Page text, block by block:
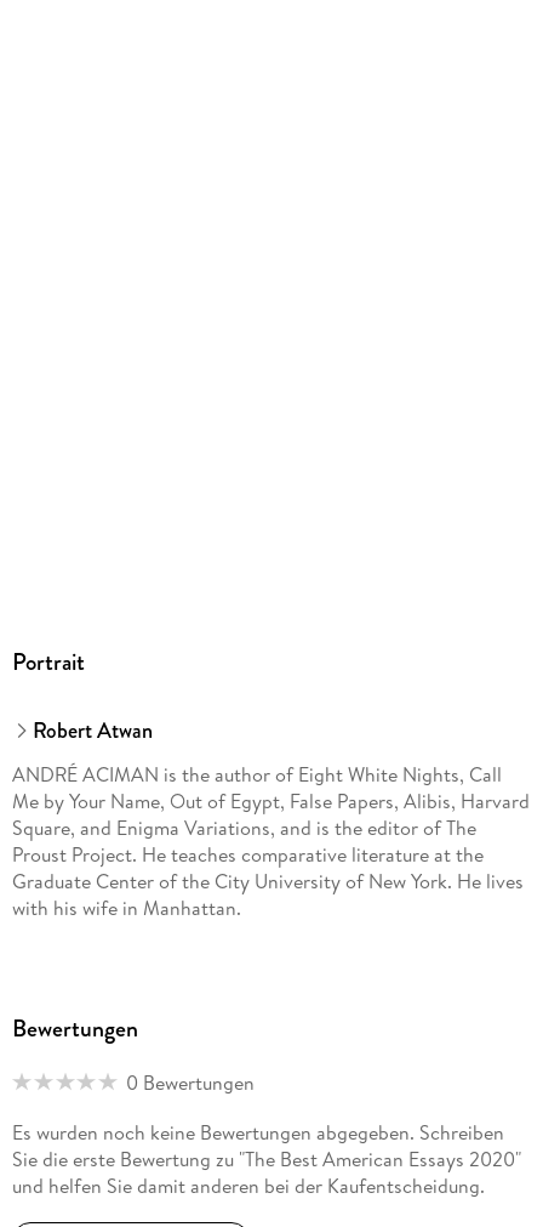
Portrait
Robert Atwan
ANDRÉ ACIMAN is the author of Eight White Nights, Call
Me by Your Name, Out of Egypt, False Papers, Alibis, Harvard
Square, and Enigma Variations, and is the editor of The
Proust Project. He teaches comparative literature at the
Graduate Center of the City University of New York. He lives
with his wife in Manhattan.
Bewertungen
0 Bewertungen
Es wurden noch keine Bewertungen abgegeben. Schreiben
Sie die erste Bewertung zu "The Best American Essays 2020"
und helfen Sie damit anderen bei der Kaufentscheidung.